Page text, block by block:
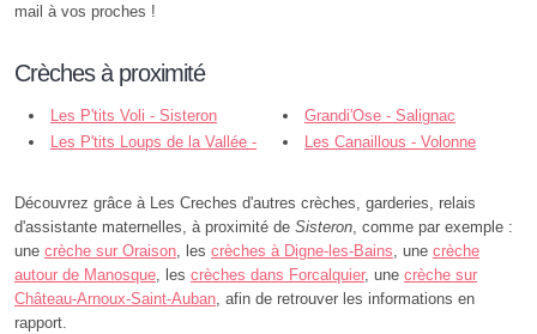
mail à vos proches !
Crèches à proximité
Les P'tits Voli - Sisteron
Grandi'Ose - Salignac
Les P'tits Loups de la Vallée -
Les Canaillous - Volonne
Découvrez grâce à Les Creches d'autres crèches, garderies, relais
d'assistante maternelles, à proximité de Sisteron , comme par exemple :
une crèche sur Oraison , les crèches à Digne-les-Bains , une crèche
autour de Manosque , les crèches dans Forcalquier, une crèche sur
Château-Arnoux-Saint-Auban , afin de retrouver les informations en
rapport.